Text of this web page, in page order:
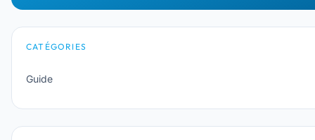
CATÉGORIES
Guide